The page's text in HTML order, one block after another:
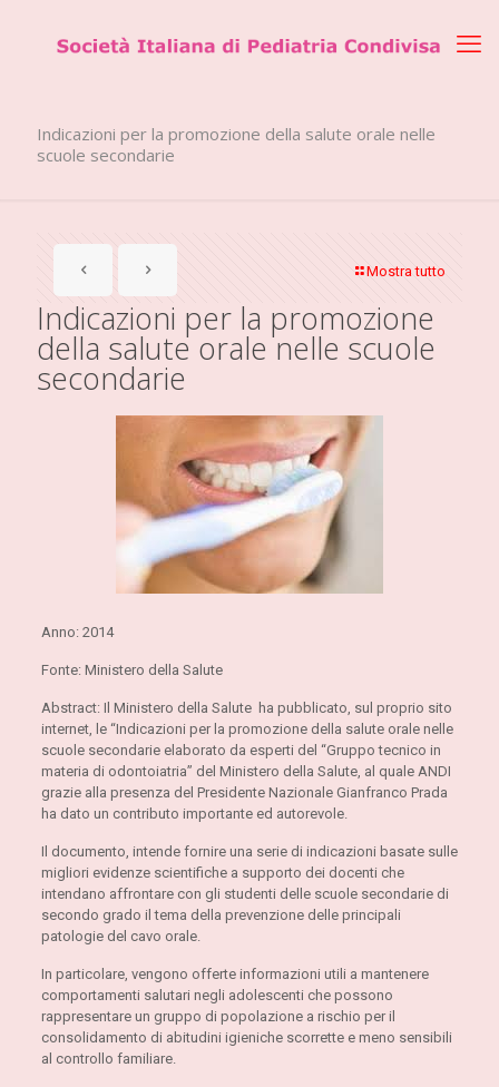
Indicazioni per la promozione della salute orale nelle
scuole secondarie
Mostra tutto
Indicazioni per la promozione
della salute orale nelle scuole
secondarie
Anno: 2014
Fonte: Ministero della Salute
Abstract: Il Ministero della Salute ha pubblicato, sul proprio sito
internet, le “Indicazioni per la promozione della salute orale nelle
scuole secondarie elaborato da esperti del “Gruppo tecnico in
materia di odontoiatria” del Ministero della Salute, al quale ANDI
grazie alla presenza del Presidente Nazionale Gianfranco Prada
ha dato un contributo importante ed autorevole.
Il documento, intende fornire una serie di indicazioni basate sulle
migliori evidenze scientifiche a supporto dei docenti che
intendano affrontare con gli studenti delle scuole secondarie di
secondo grado il tema della prevenzione delle principali
patologie del cavo orale.
In particolare, vengono offerte informazioni utili a mantenere
comportamenti salutari negli adolescenti che possono
rappresentare un gruppo di popolazione a rischio per il
consolidamento di abitudini igieniche scorrette e meno sensibili
al controllo familiare.